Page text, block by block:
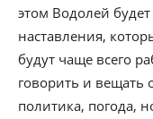
этом Водолей
наставления,
будут чаще всего
говорить и вещать
политика, погода,